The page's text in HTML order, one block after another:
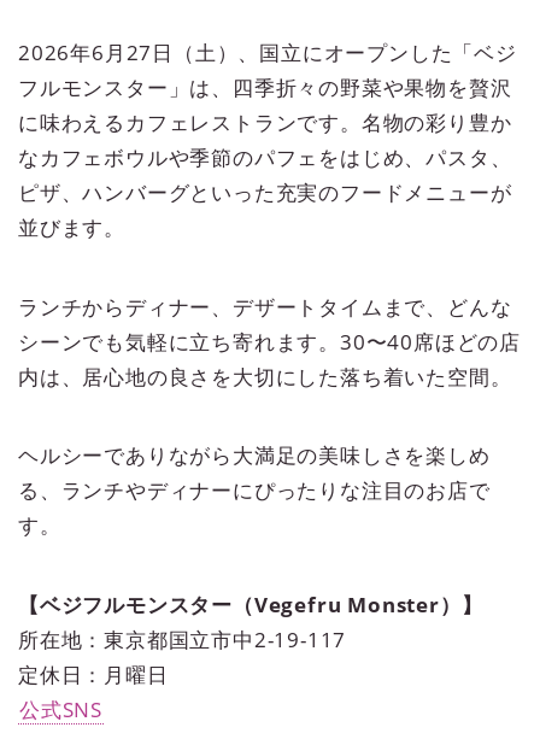
2026年6月27日（土）、国立にオープンした「ベジ
フルモンスター」は、四季折々の野菜や果物を贅沢
に味わえるカフェレストランです。名物の彩り豊か
なカフェボウルや季節のパフェをはじめ、パスタ、
ピザ、ハンバーグといった充実のフードメニューが
並びます。
ランチからディナー、デザートタイムまで、どんな
シーンでも気軽に立ち寄れます。30〜40席ほどの店
内は、居心地の良さを大切にした落ち着いた空間。
ヘルシーでありながら大満足の美味しさを楽しめ
る、ランチやディナーにぴったりな注目のお店で
す。
【ベジフルモンスター（Vegefru Monster）】
所在地：東京都国立市中2-19-117
定休日：月曜日
公式SNS